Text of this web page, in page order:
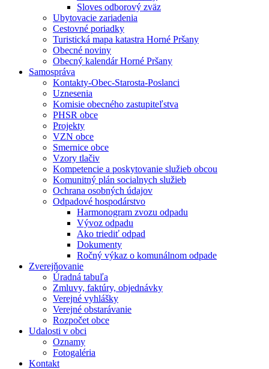
Sloves odborový zväz
Ubytovacie zariadenia
Cestovné poriadky
Turistická mapa katastra Horné Pršany
Obecné noviny
Obecný kalendár Horné Pršany
Samospráva
Kontakty-Obec-Starosta-Poslanci
Uznesenia
Komisie obecného zastupiteľstva
PHSR obce
Projekty
VZN obce
Smernice obce
Vzory tlačiv
Kompetencie a poskytovanie služieb obcou
Komunitný plán socialnych služieb
Ochrana osobných údajov
Odpadové hospodárstvo
Harmonogram zvozu odpadu
Vývoz odpadu
Ako triediť odpad
Dokumenty
Ročný výkaz o komunálnom odpade
Zverejňovanie
Úradná tabuľa
Zmluvy, faktúry, objednávky
Verejné vyhlášky
Verejné obstarávanie
Rozpočet obce
Udalosti v obci
Oznamy
Fotogaléria
Kontakt